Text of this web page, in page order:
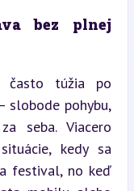
bez plnej
často túžia po
slobode pohybu,
seba. Viacero
kedy sa
festival, no keď